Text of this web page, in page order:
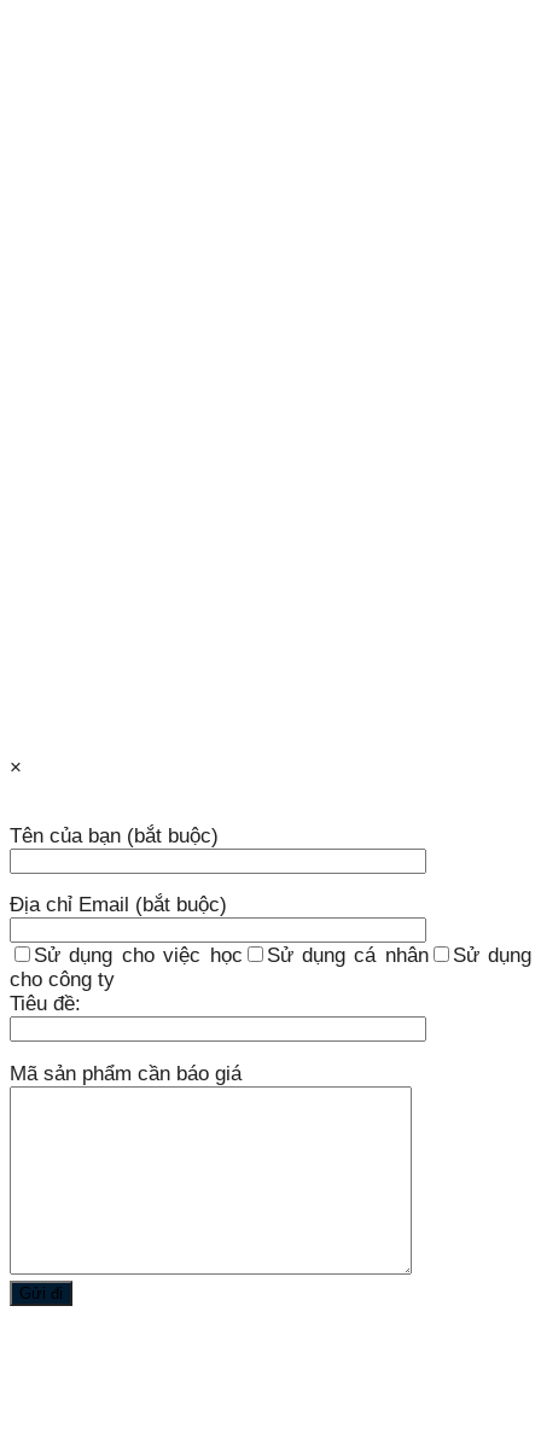
×
Tên của bạn (bắt buộc)
Địa chỉ Email (bắt buộc)
Sử dụng cho việc học Sử dụng cá nhân
Sử dụng
cho công ty
Tiêu đề:
Mã sản phẩm cần báo giá